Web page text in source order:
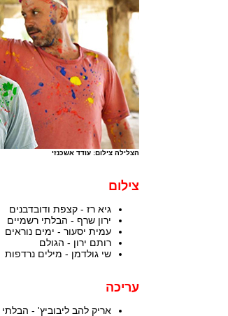
הצלילה צילום: עודד אשכנזי
צילום
גיא רז - קצפת ודובדבנים
ירון שרף - הבלתי רשמיים
עמית יסעור - ימים נוראים
רותם ירון - הגולם
שי גולדמן - מילים נרדפות
עריכה
אריק להב ליבוביץ' -